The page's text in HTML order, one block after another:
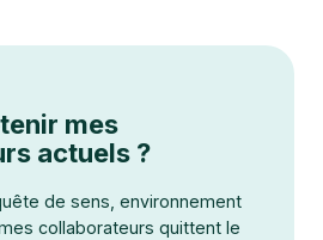
mes
actuels ?
de sens, environnement
collaborateurs quittent le